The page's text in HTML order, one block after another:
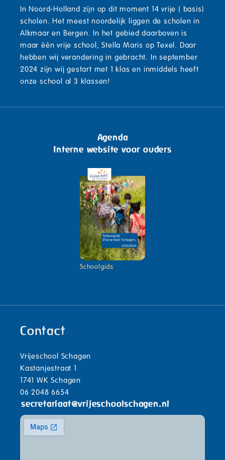
In Noord-Holland zijn op dit moment 14 vrije ( basis)
scholen. Het meest noordelijk liggen de scholen in
Alkmaar en Bergen. In het gebied daarboven is
maar één vrije school, Stella Maris op Texel. Daar
hebben wij verandering in gebracht. In september
2024 zijn wij gestart met 1 klas en inmiddels heeft
onze school al 3 klassen!
Agenda
Interne website voor ouders
Schoolgids
Contact
Vrijeschool Schagen
Kastanjestraat 1
1741 WK Schagen
06 2048 6654
secretariaat@vrijeschoolschagen.nl